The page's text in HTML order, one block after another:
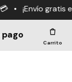
compras
Carrito